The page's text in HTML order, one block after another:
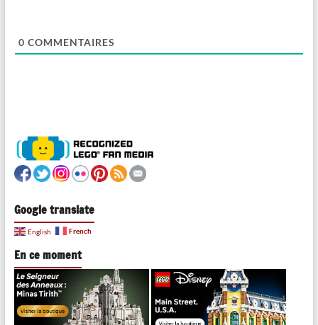
0 COMMENTAIRES
Google translate
English French
En ce moment